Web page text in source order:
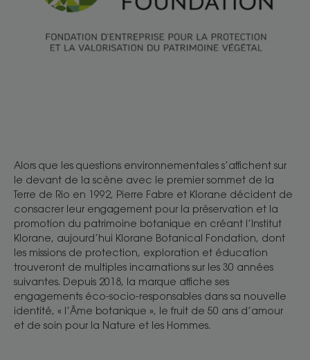
Alors que les questions environnementales s’affichent sur
le devant de la scène avec le premier sommet de la
Terre de Rio en 1992, Pierre Fabre et Klorane décident de
consacrer leur engagement pour la préservation et la
promotion du patrimoine botanique en créant l’Institut
Klorane, aujourd’hui Klorane Botanical Fondation, dont
les missions de protection, exploration et éducation
trouveront de multiples incarnations sur les 30 années
suivantes. Depuis 2018, la marque affiche ses
engagements éco-socio-responsables dans sa nouvelle
identité, « l’Âme botanique », le fruit de 50 ans d’amour
et de soin pour la Nature et les Hommes.